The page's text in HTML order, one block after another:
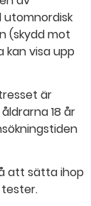
(skydd mot
kan visa upp
är
18 år
att sätta ihop